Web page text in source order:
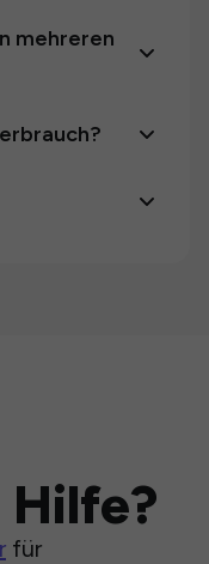
mehreren
Hilfe?
für